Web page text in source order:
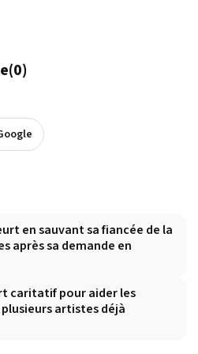
(0)
en sauvant sa fiancée de la
après sa demande en
caritatif pour aider les
artistes déjà